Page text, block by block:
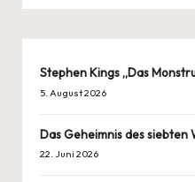
Stephen Kings „Das
5. August 2026
Das Geheimnis des siebten
22. Juni 2026